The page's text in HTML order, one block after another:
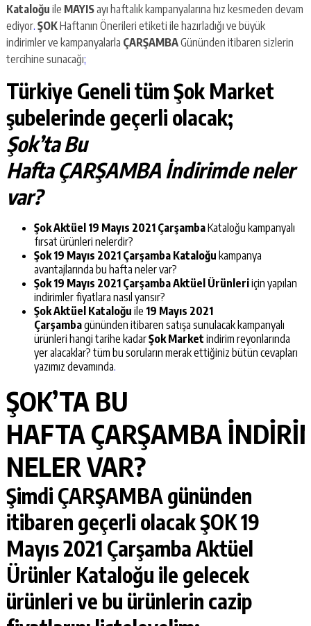
Kataloğu ile MAYISayı haftalık kampanyalarına hız kesmeden devam
ediyor. ŞOKHaftanın Önerileri etiketi ile hazırladığı ve büyük
indirimler ve kampanyalarla ÇARŞAMBAGününden itibaren sizlerin
tercihine sunacağı;
Türkiye Geneli tüm Şok Market
şubelerinde geçerli olacak;
Şok’ta Bu
Hafta ÇARŞAMBA İndirimde neler
var?
Şok Aktüel 19 Mayıs 2021 ÇarşambaKataloğu kampanyalı
fırsat ürünleri nelerdir?
Şok 19 Mayıs 2021 Çarşamba Kataloğu kampanya
avantajlarında bu hafta neler var?
Şok 19 Mayıs 2021 Çarşamba Aktüel Ürünleriiçin yapılan
indirimler fiyatlara nasıl yansır?
Şok Aktüel Kataloğu ile 19 Mayıs 2021
Çarşambagününden itibaren satışa sunulacak kampanyalı
ürünleri hangi tarihe kadarŞok Market indirim reyonlarında
yer alacaklar? tüm bu soruların merak ettiğiniz bütün cevapları
yazımız devamında.
ŞOK’TA BU
HAFTA ÇARŞAMBA
NELER VAR?
Şimdi ÇARŞAMBAgününden
itibaren geçerli olacakŞOK 19
Mayıs 2021 ÇarşambaAktüel
Ürünler Kataloğu ile gelecek
ürünleri ve bu ürünlerin cazip